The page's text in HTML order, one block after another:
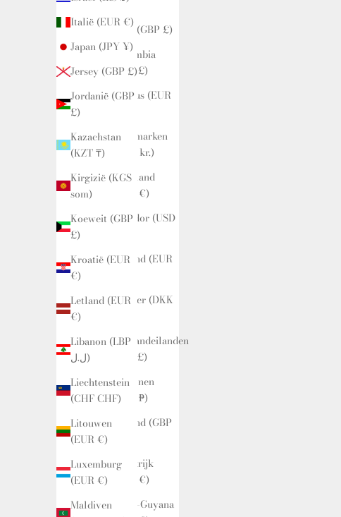
Italië (EUR €)
Japan (JPY ¥)
Jersey (GBP £)
Jordanië (GBP
£)
Kazachstan
(KZT ₸)
Kirgizië (KGS
som)
Koeweit (GBP
£)
Kroatië (EUR
€)
Letland (EUR
€)
Libanon (LBP
ل.ل)
Liechtenstein
(CHF CHF)
Litouwen
(EUR €)
Luxemburg
(EUR €)
Maldiven
$)
Chili (GBP £)
Colombia
(GBP £)
Cyprus (EUR
Denemarken
(DKK kr.)
Duitsland
(EUR €)
Ecuador (USD
Estland (EUR
Faeröer (DKK
Falklandeilanden
(FKP £)
Filipijnen
(PHP ₱)
Finland (GBP
Frankrijk
(EUR €)
Frans-Guyana